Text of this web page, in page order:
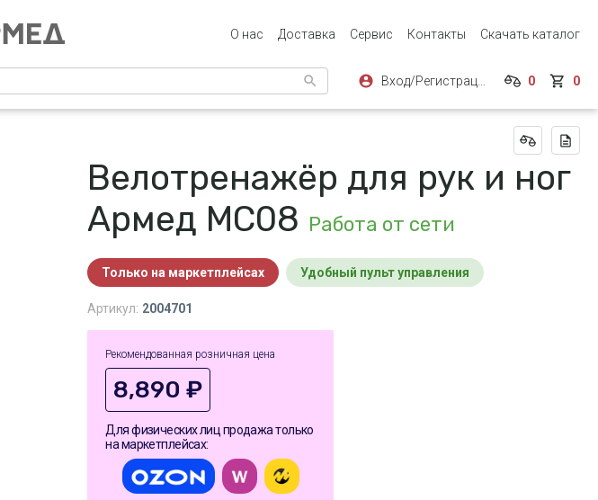
О нас Доставка Сервис Контакты Скачать каталог
0 0
Велотренажёр для рук и ног
Армед MC08 Работа от сети
Только на маркетплейсах Удобный пульт управления
Артикул: 2004701
Рекомендованная розничная цена
8,890 ₽
Для физических лиц продажа только
на маркетплейсах: